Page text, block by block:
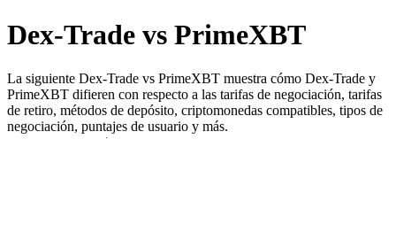
Dex-Trade vs PrimeXBT
La siguiente Dex-Trade vs PrimeXBT muestra cómo Dex-Trade y
PrimeXBT difieren con respecto a las tarifas de negociación, tarifas
de retiro, métodos de depósito, criptomonedas compatibles, tipos de
negociación, puntajes de usuario y más.